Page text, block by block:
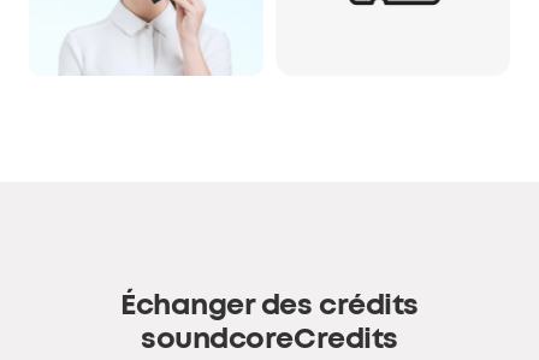
Échanger des crédits
soundcoreCredits